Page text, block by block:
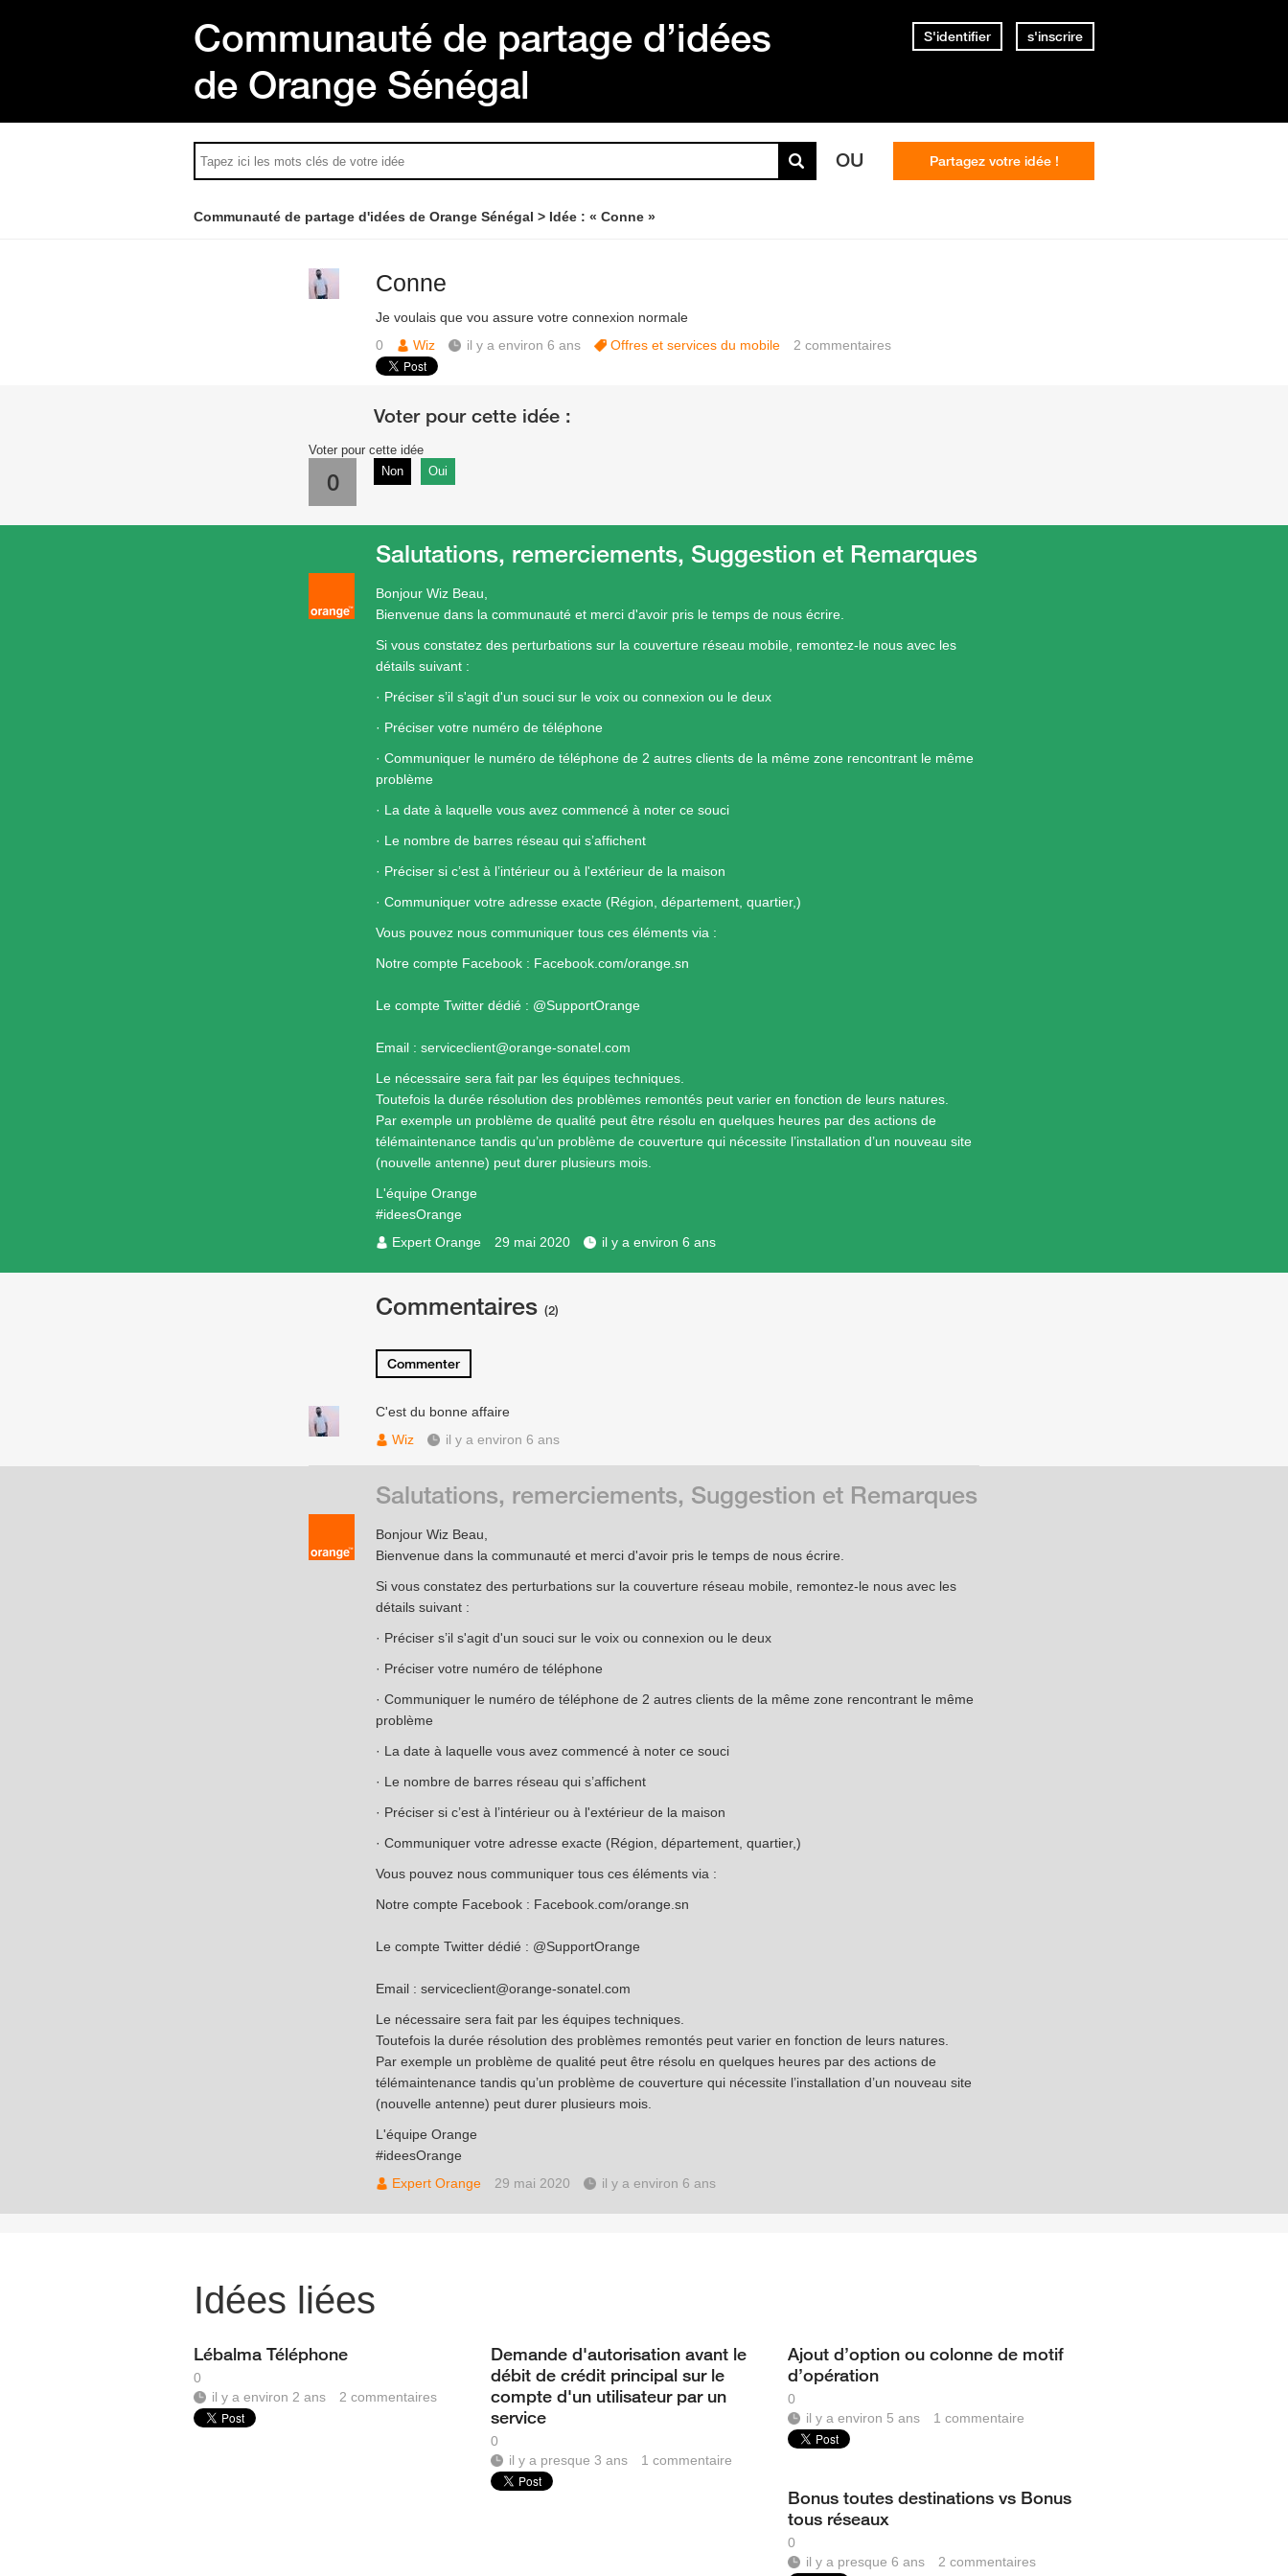
Communauté de partage d’idées
de Orange Sénégal
S'identifier s'inscrire
OU Partagez votre idée !
Communauté de partage d'idées de Orange Sénégal Idée : « Conne »
Conne
Je voulais que vou assure votre connexion normale
0
Wiz il y a environ 6 ans Offres et services du mobile 2 commentaires
Voter pour cette idée
0 Non Oui
Bonjour Wiz Beau,
Bienvenue dans la communauté et merci d'avoir pris le temps de nous écrire.
Si vous constatez des perturbations sur la couverture réseau mobile, remontez-le nous avec les
détails suivant :
· Préciser s’il s'agit d'un souci sur le voix ou connexion ou le deux
· Préciser votre numéro de téléphone
· Communiquer le numéro de téléphone de 2 autres clients de la même zone rencontrant le même
problème
· La date à laquelle vous avez commencé à noter ce souci
· Le nombre de barres réseau qui s’affichent
· Préciser si c’est à l’intérieur ou à l'extérieur de la maison
· Communiquer votre adresse exacte (Région, département, quartier,)
Vous pouvez nous communiquer tous ces éléments via :
Notre compte Facebook : Facebook.com/orange.sn
Le compte Twitter dédié : @SupportOrange
Email : serviceclient@orange-sonatel.com
Le nécessaire sera fait par les équipes techniques.
Toutefois la durée résolution des problèmes remontés peut varier en fonction de leurs natures.
Par exemple un problème de qualité peut être résolu en quelques heures par des actions de
télémaintenance tandis qu’un problème de couverture qui nécessite l’installation d’un nouveau site
(nouvelle antenne) peut durer plusieurs mois.
L'équipe Orange
#ideesOrange
Expert Orange
29 mai 2020 il y a environ 6 ans
Salutations, remerciements, Suggestion et Remarques
Commentaires (2)
Commenter
C'est du bonne affaire
Wiz
il y a environ 6 ans
Bonjour Wiz Beau,
Bienvenue dans la communauté et merci d'avoir pris le temps de nous écrire.
Si vous constatez des perturbations sur la couverture réseau mobile, remontez-le nous avec les
détails suivant :
· Préciser s’il s'agit d'un souci sur le voix ou connexion ou le deux
· Préciser votre numéro de téléphone
· Communiquer le numéro de téléphone de 2 autres clients de la même zone rencontrant le même
problème
· La date à laquelle vous avez commencé à noter ce souci
· Le nombre de barres réseau qui s’affichent
· Préciser si c’est à l’intérieur ou à l'extérieur de la maison
· Communiquer votre adresse exacte (Région, département, quartier,)
Vous pouvez nous communiquer tous ces éléments via :
Notre compte Facebook : Facebook.com/orange.sn
Le compte Twitter dédié : @SupportOrange
Email : serviceclient@orange-sonatel.com
Le nécessaire sera fait par les équipes techniques.
Toutefois la durée résolution des problèmes remontés peut varier en fonction de leurs natures.
Par exemple un problème de qualité peut être résolu en quelques heures par des actions de
télémaintenance tandis qu’un problème de couverture qui nécessite l’installation d’un nouveau site
(nouvelle antenne) peut durer plusieurs mois.
L'équipe Orange
#ideesOrange
Expert Orange
29 mai 2020 il y a environ 6 ans
Salutations, remerciements, Suggestion et Remarques
Idées liées
Lébalma Téléphone
0
il y a environ 2 ans
2 commentaires
Demande d'autorisation avant le
débit de crédit principal sur le
compte d'un utilisateur par un
service
0
il y a presque 3 ans
1commentaire
Ajout d’option ou colonne de motif
d’opération
0
il y a environ 5 ans
1commentaire
Bonus toutes destinations vs Bonus
tous réseaux
0
il y a presque 6 ans
2commentaires